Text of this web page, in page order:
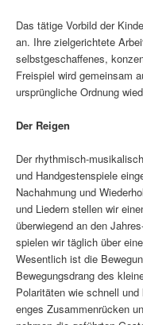
Das tätige Vorbild der
an. Ihre zielgerichtete
selbstgeschaffenes,
Freispiel wird gemeinsam
ursprüngliche Ordnung
Der Reigen
Der rhythmisch-
und Handgestenspiele
Nachahmung und
und Liedern stellen wir
überwiegend an den
spielen wir täglich über
Wesentlich ist die
Bewegungsdrang des
Polaritäten wie schnell
enges Zusammenrücken